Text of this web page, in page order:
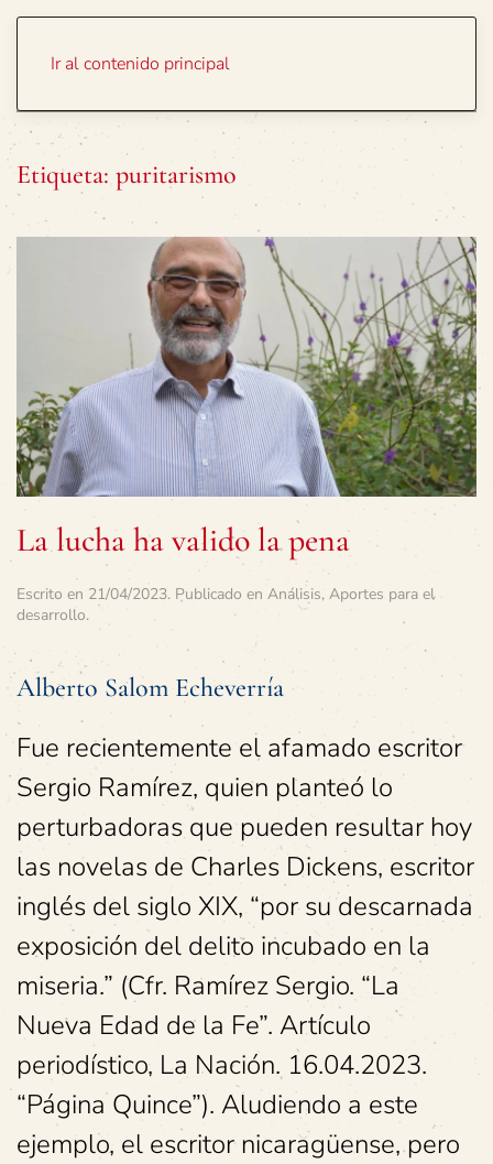
Ir al contenido principal
Etiqueta: puritarismo
La lucha ha valido la pena
Escrito en 21/04/2023. Publicado en Análisis, Aportes para el
desarrollo.
Alberto Salom Echeverría
Fue recientemente el afamado escritor
Sergio Ramírez, quien planteó lo
perturbadoras que pueden resultar hoy
las novelas de Charles Dickens, escritor
inglés del siglo XIX, “por su descarnada
exposición del delito incubado en la
miseria.” (Cfr. Ramírez Sergio. “La
Nueva Edad de la Fe”. Artículo
periodístico, La Nación. 16.04.2023.
“Página Quince”). Aludiendo a este
ejemplo, el escritor nicaragüense, pero